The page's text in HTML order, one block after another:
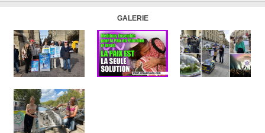
GALERIE